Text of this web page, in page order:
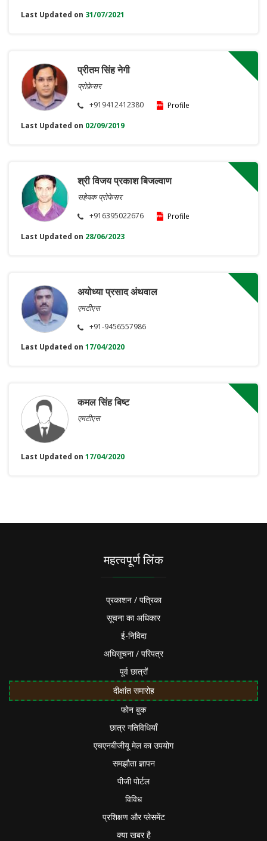
Last Updated on 31/07/2021
प्रीतम सिंह नेगी
प्रोफ़ेसर
+919412412380
Profile
Last Updated on 02/09/2019
श्री विजय प्रकाश बिजल्वाण
सहेयक प्रोफेसर
+916395022676
Profile
Last Updated on 28/06/2023
अयोध्या प्रसाद अंथवाल
एमटीएस
+91-9456557986
Last Updated on 17/04/2020
कमल सिंह बिष्ट
एमटीएस
Last Updated on 17/04/2020
महत्वपूर्ण लिंक
प्रकाशन / पत्रिका
सूचना का अधिकार
ई-निविदा
अधिसूचना / परिपत्र
पूर्व छात्रों
दीक्षांत समारोह
फोन बुक
छात्र गतिविधियाँ
एचएनबीजीयू मेल का उपयोग
समझौता ज्ञापन
पीजी पोर्टल
विविध
प्रशिक्षण और प्लेसमेंट
क्या खबर है